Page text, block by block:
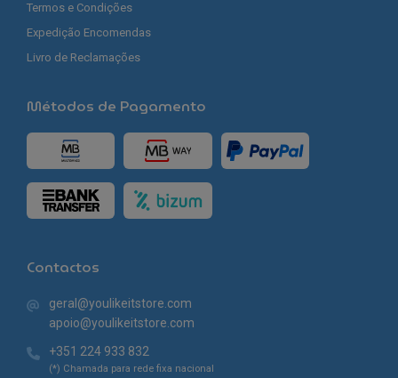
Termos e Condições
Expedição Encomendas
Livro de Reclamações
Métodos de Pagamento
Contactos
geral@youlikeitstore.com
apoio@youlikeitstore.com
+351 224 933 832
(*) Chamada para rede fixa nacional